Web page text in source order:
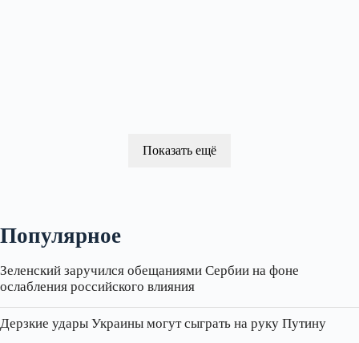
Показать ещё
Популярное
Зеленский заручился обещаниями Сербии на фоне
ослабления российского влияния
Дерзкие удары Украины могут сыграть на руку Путину